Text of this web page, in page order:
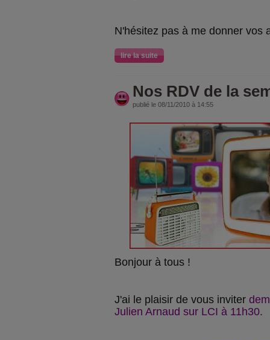
N'hésitez pas à me donner vos
lire la suite
Nos RDV de la
publié le 08/11/2010 à 14:55
Bonjour à tous !
J'ai le plaisir de vous inviter
Julien Arnaud sur LCI à 11h30.